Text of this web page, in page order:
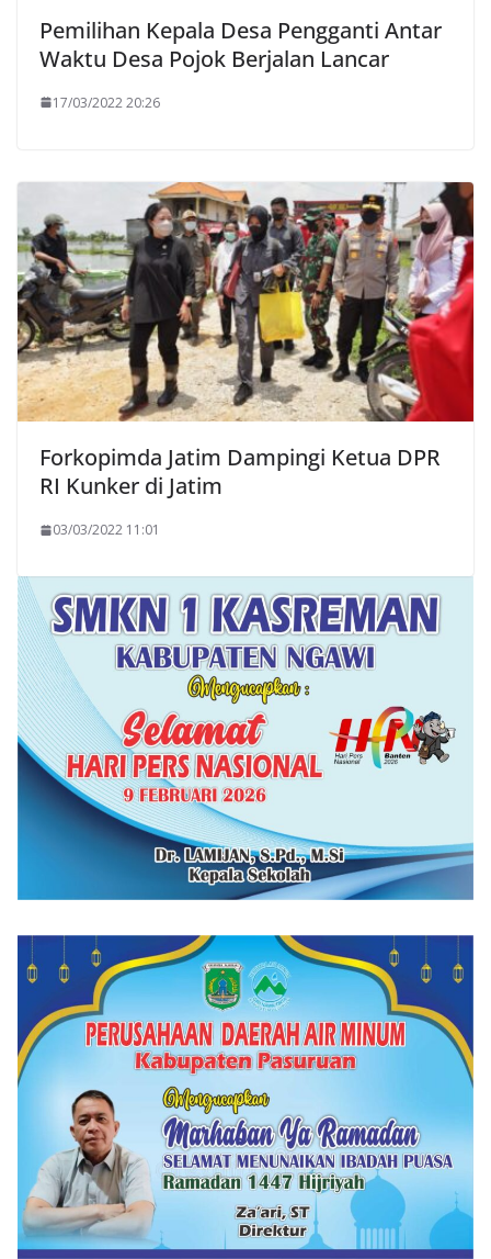
Pemilihan Kepala Desa Pengganti Antar
Waktu Desa Pojok Berjalan Lancar
17/03/2022 20:26
Forkopimda Jatim Dampingi Ketua DPR
RI Kunker di Jatim
03/03/2022 11:01